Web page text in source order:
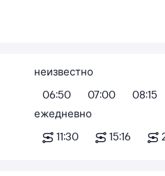
неизвестно
06:50
07:00
08:15
ежедневно
11:30
15:16